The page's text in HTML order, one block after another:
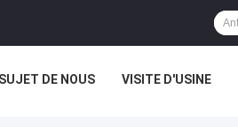
DE NOUS VISITE D'USINE